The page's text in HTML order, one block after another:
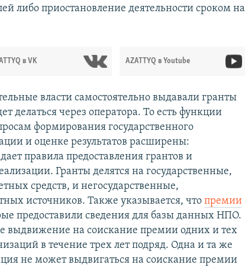
либо приостановление деятельности сроком на
в VK AZATTYQ в Youtube
власти самостоятельно выдавали гранты
делаться через оператора. То есть функции
формирования государственного
и оценке результатов расширены:
правила предоставления грантов и
Гранты делятся на государственные,
средств, и негосударственные,
источников. Также указывается, чтопремии
предоставили сведения для базы данных НПО.
выдвижение на соискание премии одних и тех
в течение трех лет подряд. Одна и та же
не может выдвигаться на соискание премии